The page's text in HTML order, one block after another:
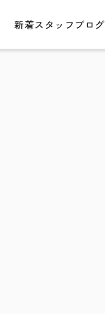
新着スタッフブログ